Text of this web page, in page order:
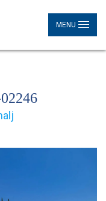
MENU